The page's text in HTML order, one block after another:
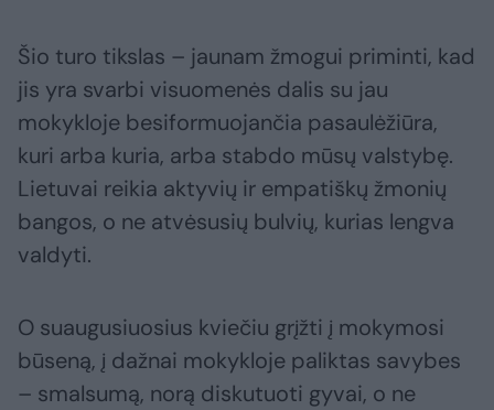
Šio turo tikslas – jaunam žmogui priminti, kad
jis yra svarbi visuomenės dalis su jau
mokykloje besiformuojančia pasaulėžiūra,
kuri arba kuria, arba stabdo mūsų valstybę.
Lietuvai reikia aktyvių ir empatiškų žmonių
bangos, o ne atvėsusių bulvių, kurias lengva
valdyti.
O suaugusiuosius kviečiu grįžti į mokymosi
būseną, į dažnai mokykloje paliktas savybes
– smalsumą, norą diskutuoti gyvai, o ne